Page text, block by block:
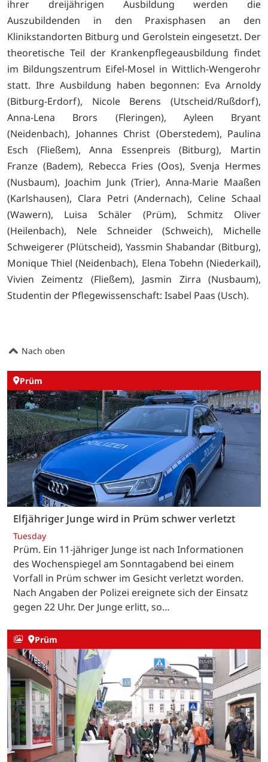
ihrer dreijährigen Ausbildung werden die
Auszubildenden in den Praxisphasen an den
Klinikstandorten Bitburg und Gerolstein eingesetzt. Der
theoretische Teil der Krankenpflegeausbildung findet
im Bildungszentrum Eifel-Mosel in Wittlich-Wengerohr
statt. Ihre Ausbildung haben begonnen: Eva Arnoldy
(Bitburg-Erdorf), Nicole Berens (Utscheid/Rußdorf),
Anna-Lena Brors (Fleringen), Ayleen Bryant
(Neidenbach), Johannes Christ (Oberstedem), Paulina
Esch (Fließem), Anna Essenpreis (Bitburg), Martin
Franze (Badem), Rebecca Fries (Oos), Svenja Hermes
(Nusbaum), Joachim Junk (Trier), Anna-Marie Maaßen
(Karlshausen), Clara Petri (Andernach), Celine Schaal
(Wawern), Luisa Schäler (Prüm), Schmitz Oliver
(Heilenbach), Nele Schneider (Schweich), Michelle
Schweigerer (Plütscheid), Yassmin Shabandar (Bitburg),
Monique Thiel (Neidenbach), Elena Tobehn (Niederkail),
Vivien Zeimentz (Fließem), Jasmin Zirra (Nusbaum),
Studentin der Pflegewissenschaft: Isabel Paas (Usch).
Nach oben
Prüm
Elfjähriger Junge wird in Prüm schwer verletzt
Tuesday
Prüm. Ein 11-jähriger Junge ist nach Informationen
des Wochenspiegel am Sonntagabend bei einem
Vorfall in Prüm schwer im Gesicht verletzt worden.
Nach Angaben der Polizei ereignete sich der Einsatz
gegen 22 Uhr. Der Junge erlitt, so…
Prüm